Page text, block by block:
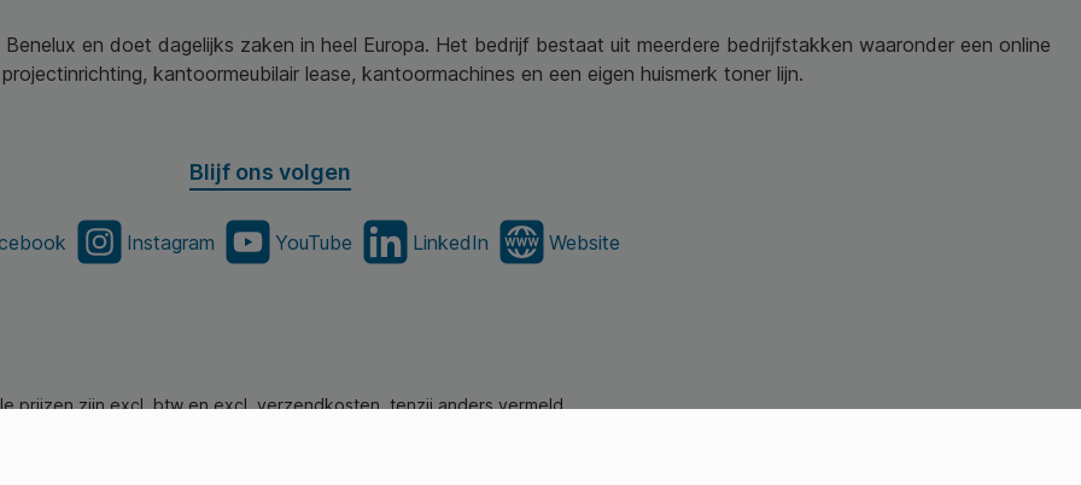
en doet dagelijks zaken in heel Europa. Het bedrijf bestaat uit meerdere bedrijfstakken waaronder een online
kantoormeubilair lease, kantoormachines en een eigen huismerk toner lijn.
Blijf ons volgen
Instagram YouTube LinkedIn Website
prijzen zijn excl. btw en excl. verzendkosten, tenzij anders vermeld.